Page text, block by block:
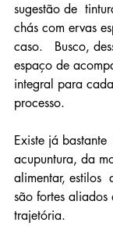
sugestão de
chás com ervas
caso.   Busco,
espaço de
integral para
processo.
Existe já
acupuntura, da
alimentar, estilos
são fortes aliados
trajetória.